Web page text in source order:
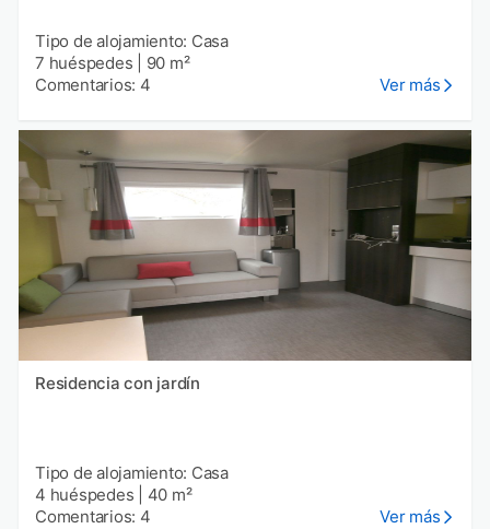
Tipo de alojamiento: Casa
7 huéspedes
90 m²
Comentarios: 4
Ver más
Residencia con jardín
Tipo de alojamiento: Casa
4 huéspedes
40 m²
Comentarios: 4
Ver más